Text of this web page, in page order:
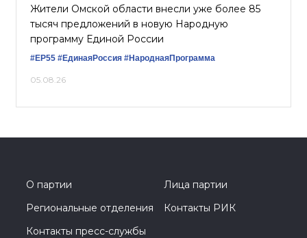
Жители Омской области внесли уже более 85
тысяч предложений в новую Народную
программу Единой России
#ЕР55 #ЕдинаяРоссия #НароднаяПрограмма
05.08.26
О партии
Лица партии
Региональные отделения
Контакты РИК
Контакты пресс-службы